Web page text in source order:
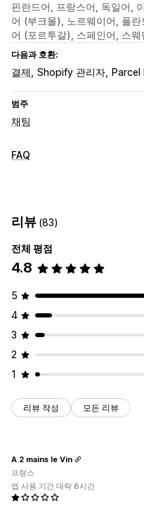
핀란드어, 프랑스어, 독일어,
어 (부크몰), 노르웨이어, 폴
어 (포르투갈), 스페인어, 스
다음과 호환:
결제 Shopify 관리자 Parcel
범주
채팅
실시간 메시지 전달
맞춤 설정
채팅 버튼
FAQ
사용자 지정 URL
표시 옵션
아코디언
사용자 지정 템플릿
리뷰 (83)
전체 평점
4.8
5
4
3
2
1
리뷰 작성 모든 리뷰
A 2 mains le Vin
프랑스
앱 사용 기간 대략 8시간